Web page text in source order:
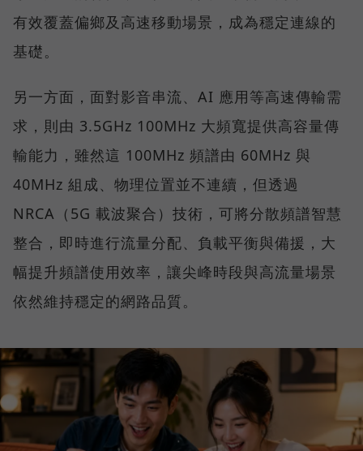
有效覆蓋偏鄉及高速移動場景，成為穩定連線的
基礎。
另一方面，面對影音串流、AI 應用等高速傳輸需
求，則由 3.5GHz 100MHz 大頻寬提供高容量傳
輸能力，雖然這 100MHz 頻譜由 60MHz 與
40MHz 組成、物理位置並不連續，但透過
NRCA（5G 載波聚合）技術，可將分散頻譜智慧
整合，即時進行流量分配、負載平衡與備援，大
幅提升頻譜使用效率，讓尖峰時段與高流量場景
依然維持穩定的網路品質。